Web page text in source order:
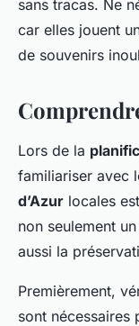
sans tracas. Ne
car elles jouent
de souvenirs
Lors de la
familiariser avec
d’Azur locales
non seulement
aussi la
Premièrement,
sont nécessaires